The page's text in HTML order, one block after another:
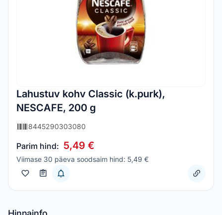
Lahustuv kohv Classic (k.purk),
NESCAFE, 200 g
8445290303080
Parim hind: 5,49 €
Viimase 30 päeva soodsaim hind: 5,49 €